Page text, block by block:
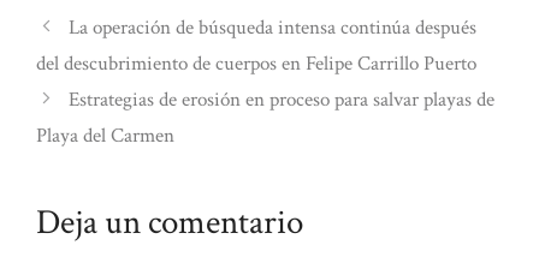
La operación de búsqueda intensa continúa después
del descubrimiento de cuerpos en Felipe Carrillo Puerto
Estrategias de erosión en proceso para salvar playas de
Playa del Carmen
Deja un comentario